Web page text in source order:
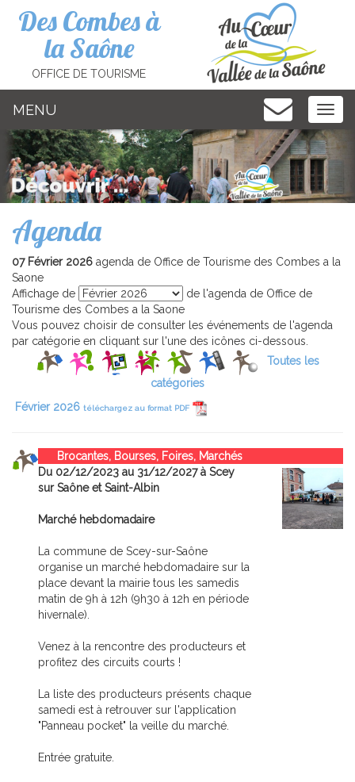
Des Combes à
la Saône
OFFICE DE TOURISME
MENU
Agenda
07 Février 2026 agenda de Office de Tourisme des Combes a la
Saone
Affichage de
de l'agenda de Office de
Tourisme des Combes a la Saone
Vous pouvez choisir de consulter les événements de l'agenda
par catégorie en cliquant sur l'une des icônes ci-dessous.
Toutes les
catégories
Février 2026 téléchargez au format PDF
Brocantes, Bourses, Foires, Marchés
Du 02/12/2023 au 31/12/2027 à Scey
sur Saône et Saint-Albin
Marché hebdomadaire
La commune de Scey-sur-Saône
organise un marché hebdomadaire sur la
place devant la mairie tous les samedis
matin de 9h à 12h (9h30 à 12h en période
hivernale).
Venez à la rencontre des producteurs et
profitez des circuits courts !
La liste des producteurs présents chaque
samedi est à retrouver sur l'application
"Panneau pocket" la veille du marché.
Entrée gratuite.